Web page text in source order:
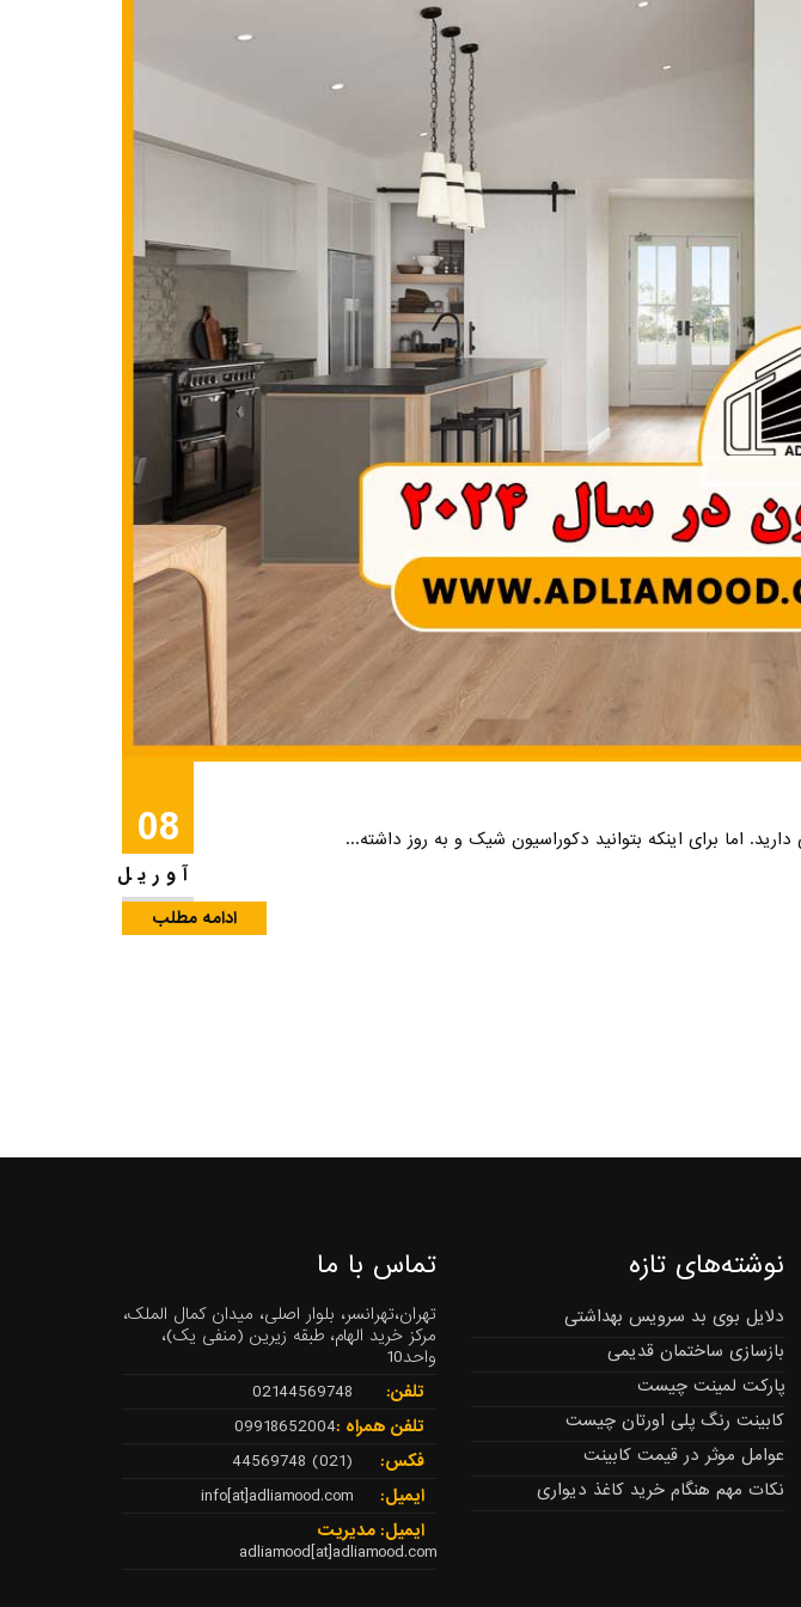
08
آوریل
اما برای اینکه بتوانید دکوراسیون شیک و به روز داشته...
ادامه مطلب
تماس با ما
تهران،تهرانسر، بلوار اصلی، میدان کمال الملک،
مرکز خرید الهام، طبقه زیرین (منفی یک)،
واحد10
تلفن:
02144569748
تلفن همراه :09918652004
فکس:
(021) 44569748
ایمیل:
info[at]adliamood.com
ایمیل: مدیریت
adliamood[at]adliamood.com
نوشته‌های تازه
دلایل بوی بد سرویس بهداشتی
بازسازی ساختمان قدیمی
پارکت لمینت چیست
کابینت رنگ پلی اورتان چیست
عوامل موثر در قیمت کابینت
نکات مهم هنگام خرید کاغذ دیواری